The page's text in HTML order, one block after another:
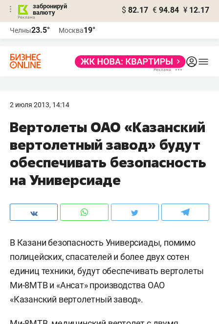
забронируй
валюту
$ 82.17 € 94.84 ¥ 12.17
Челны23.5° Москва19°
2 июля 2013, 14:14
Вертолеты ОАО «Казанский
вертолетный завод» будут
обеспечивать безопасность
на Универсиаде
В Казани безопасность Универсиады, помимо
полицейских, спасателей и более двух сотен
единиц техники, будут обеспечивать вертолеты
Ми-8МТВ и «Ансат» производства ОАО
«Казанский вертолетный завод».